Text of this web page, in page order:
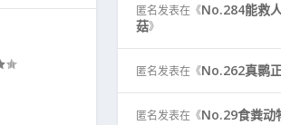
匿名发表在《No.284能救
菇》
匿名发表在《No.262真鹮
匿名发表在《No.29食粪动